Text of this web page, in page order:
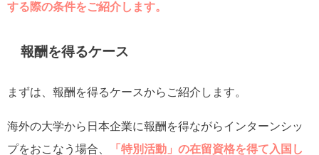
する際の条件をご紹介します。
報酬を得るケース
まずは、報酬を得るケースからご紹介します。
海外の大学から日本企業に報酬を得ながらインターンシッ
プをおこなう場合、
「特別活動」の在留資格を得て入国し